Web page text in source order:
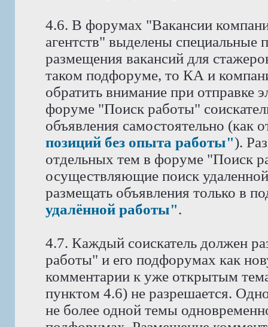
4.6. В форумах "Вакансии
агентств" выделены
размещения вакансий для
таком подфоруме, то КА и
обратить внимание при отправке
форуме "Поиск работы"
объявления самостоятельно
позиций без опыта работы").
отдельных тем в форуме "Поиск
осуществляющие поиск
размещать объявления только в
удалённой работы".
4.7. Каждый соискатель должен
работы" и его подфорумах как
комментарии к уже открытым
пунктом 4.6) не разрешается.
не более одной темы